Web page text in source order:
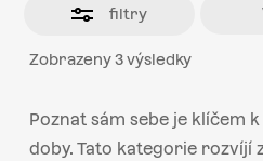
filtry
Zobrazeny 3 výsledky
Poznat sám sebe je klíčem
doby. Tato kategorie rozvíjí